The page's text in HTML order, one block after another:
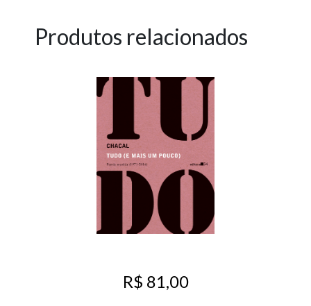
Produtos relacionados
R$ 81,00